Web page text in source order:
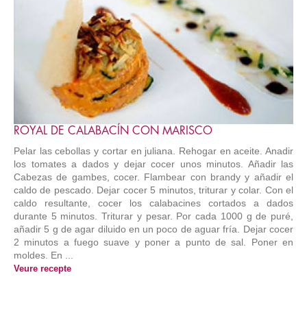
ROYAL DE CALABACÍN CON MARISCO
Pelar las cebollas y cortar en juliana. Rehogar en aceite. Anadir
los tomates a dados y dejar cocer unos minutos. Añadir las
Cabezas de gambes, cocer. Flambear con brandy y añadir el
caldo de pescado. Dejar cocer 5 minutos, triturar y colar. Con el
caldo resultante, cocer los calabacines cortados a dados
durante 5 minutos. Triturar y pesar. Por cada 1000 g de puré,
añadir 5 g de agar diluido en un poco de aguar fría. Dejar cocer
2 minutos a fuego suave y poner a punto de sal. Poner en
moldes. En ...
Veure recepte